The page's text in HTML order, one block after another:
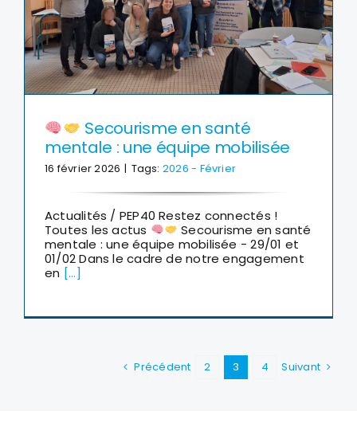
Secourisme en santé
mentale : une équipe mobilisée
16 février 2026 | Tags: 2026 - Février
Actualités / PEP40 Restez connectés !
Toutes les actus
Secourisme en santé
mentale : une équipe mobilisée - 29/01 et
01/02 Dans le cadre de notre engagement
en [...]
Précédent 2 3 4 Suivant